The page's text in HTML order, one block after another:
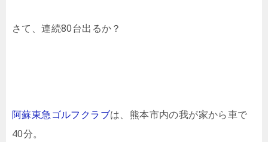
さて、連続80台出るか？
阿蘇東急ゴルフクラブは、熊本市内の我が家から車で
40分。